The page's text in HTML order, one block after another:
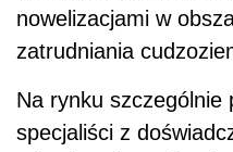
nowelizacjami w
zatrudniania
Na rynku szczególnie
specjaliści z